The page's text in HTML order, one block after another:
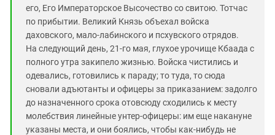
его, Его Императорское Высочество со свитою. Тотчас
по прибытии. Великий Князь объехал войска
даховского, мало-лабинского и псхувского отрядов.
На следующий день, 21-го мая, глухое урочище Кбаада с
полного утра закипело жизнью. Войска чистились и
одевались, готовились к параду; то туда, то сюда
сновали адъютанты и офицеры за приказанием: задолго
до назначенного срока отовсюду сходились к месту
молебствия линейные унтер-офицеры: им еще накануне
указаны места, и они боялись, чтобы как-нибудь не